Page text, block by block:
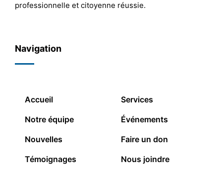
professionnelle et citoyenne réussie.
Navigation
Accueil
Notre équipe
Nouvelles
Témoignages
Services
Événements
Faire un don
Nous joindre